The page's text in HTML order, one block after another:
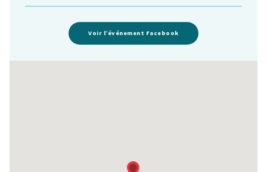
Voir l’événement Facebook